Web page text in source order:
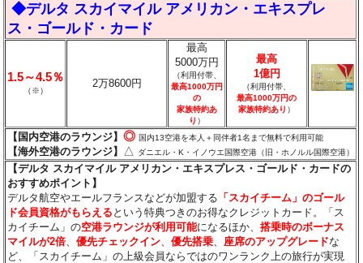
◆デルタ スカイマイル アメリカン・エキスプレ
ス・ゴールド・カード
1.5～4.5％
（※）
2万8600円
最高
5000万円
（利用付帯、
最高1000万円
の
家族特約あ
り ）
最高
1億円
（利用付帯、
最高1000万円の
家族特約あり ）
【国内空港のラウンジ】◎国内13空港を本人＋同伴者1名まで無料で利用可能
【海外空港のラウンジ】 △ ダニエル・K・イノウエ国際空港（旧・ホノルル国際空港）
【デルタ スカイマイル アメリカン・エキスプレス・ゴールド・カードの
おすすめポイント】
デルタ航空やエールフランスなどが加盟する 「スカイチーム」のゴール
ド会員資格がもらえる という特典つきのお得なクレジットカード。「ス
カイチーム」の空港ラウンジが利用可能になるほか、搭乗時のボーナス
マイルが2倍 、優先チェックイン 、優先搭乗 座席のアップグレードな
ど、「スカイチーム」の上級会員ならではのワンランク上の旅行が実現